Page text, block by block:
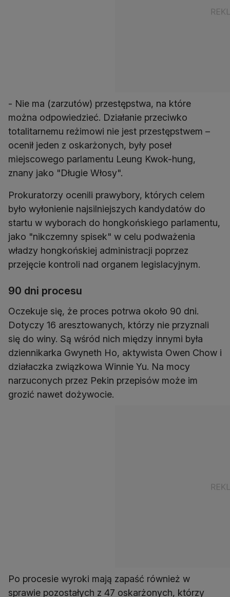
- Nie ma (zarzutów) przestępstwa, na które
można odpowiedzieć. Działanie przeciwko
totalitarnemu reżimowi nie jest przestępstwem –
ocenił jeden z oskarżonych, były poseł
miejscowego parlamentu Leung Kwok-hung,
znany jako "Długie Włosy".
Prokuratorzy ocenili prawybory, których celem
było wyłonienie najsilniejszych kandydatów do
startu w wyborach do hongkońskiego parlamentu,
jako "nikczemny spisek" w celu podważenia
władzy hongkońskiej administracji poprzez
przejęcie kontroli nad organem legislacyjnym.
90 dni procesu
Oczekuje się, że proces potrwa około 90 dni.
Dotyczy 16 aresztowanych, którzy nie przyznali
się do winy. Są wśród nich między innymi była
dziennikarka Gwyneth Ho, aktywista Owen Chow i
działaczka związkowa Winnie Yu. Na mocy
narzuconych przez Pekin przepisów może im
grozić nawet dożywocie.
Po procesie wyroki mają zapaść również w
sprawie pozostałych z 47 oskarżonych, którzy